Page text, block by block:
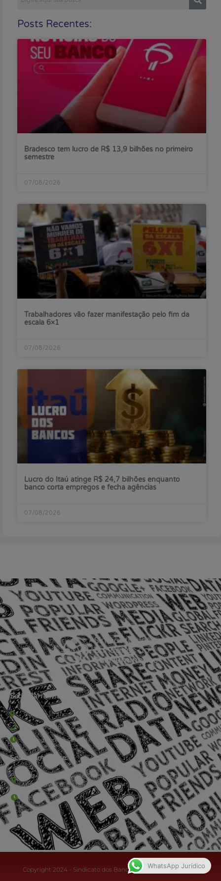
Posts Recentes:
Bradesco tem lucro de R$ 13,9 bilhões no primeiro
semestre
07/08/2026
Trabalhadores vão fazer manifestação pelo fim da
escala 6×1
07/08/2026
Lucro do Itaú atinge R$ 24,7 bilhões enquanto
banco corta empregos e fecha agências
07/08/2026
Sede Barra Mansa
Rua Rio Branco, nº107 (2º andar), Centro - Cep: 27.330-030
(24) 3323-2848 ou (24) 3323-2500
De segunda à sexta-feira , das 9h às 17h.
Sede Campestre:
Estrada Governador Chagas Freitas – 3.780 – Colônia Santo
Antônio – Barra Mansa
De terça-feira a domingo, das 9h às 17h
Copyright 2024 - Sindicato dos Bancários do Sul Fluminense
WhatsApp Jurídico